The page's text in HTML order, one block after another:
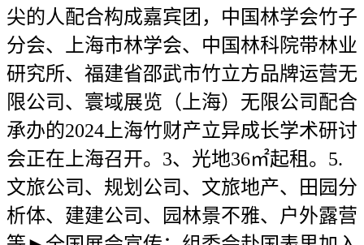
尖的人配合构成嘉宾团，中国林学会竹子
分会、上海市林学会、中国林科院带林业
研究所、福建省邵武市竹立方品牌运营无
限公司、寰域展览（上海）无限公司配合
承办的2024上海竹财产立异成长学术研讨
会正在上海召开。3、光地36㎡起租。5.
文旅公司、规划公司、文旅地产、田园分
析体、建建公司、园林景不雅、户外露营